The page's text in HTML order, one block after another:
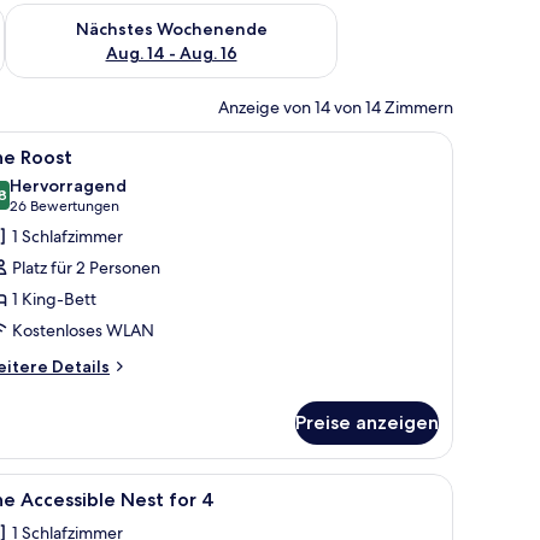
Aug. 7 - Aug. 9.
Nächstes Wochenende
Aug. 14 - Aug. 16
Überprüfe die Verfügbarkeit für nächstes Wochenende, Aug.
Anzeige von 14 von 14 Zimmern
einer Wandpaneele aus Holz, einem kleinen Schreibtisch mit
Ein Hotelzimmer mit Bett, Schminktisch mit
10Roost
von 10
Hervorragend
26 Bewertungen
(26
Bewertungen)
1 Schlafzimmer
Platz für 2 Personen
1 King-Bett
Kostenloses WLAN
Details
Preise anzeigen
Ein Stockbett mit Schreibtisch und Stuhl,
8 Accessible Nest for 4
1 Schlafzimmer